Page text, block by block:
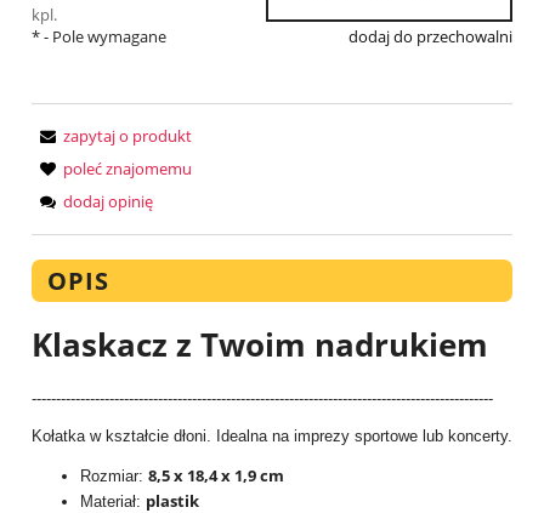
kpl.
dodaj do przechowalni
*- Pole wymagane
zapytaj o produkt
poleć znajomemu
dodaj opinię
OPIS
Klaskacz z Twoim nadrukiem
-----------------------------------------------------------------------------------------------
Kołatka w kształcie dłoni. Idealna na imprezy sportowe lub koncerty.
Rozmiar: 8,5 x 18,4 x 1,9 cm
Materiał: plastik